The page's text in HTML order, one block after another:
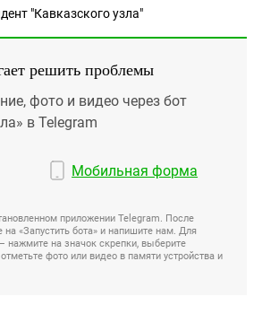
"Кавказского узла"
решить проблемы
фото и видео через бот
в Telegram
Мобильная форма
приложении Telegram. После
на «Запустить бота» и напишите нам. Для
нажмите на значок скрепки, выберите
фото или видео в памяти устройства и